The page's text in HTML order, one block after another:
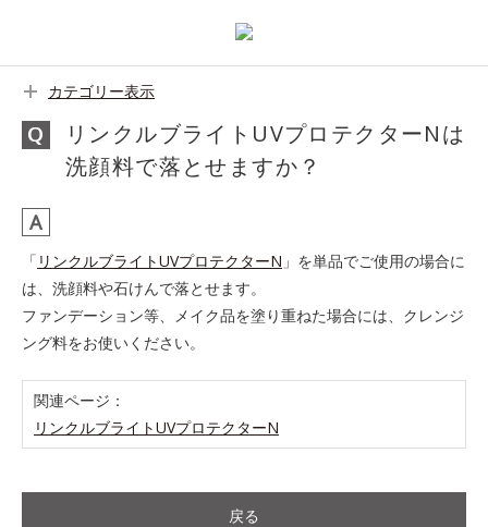
カテゴリー表示
リンクルブライトUVプロテクターNは
洗顔料で落とせますか？
「 リンクルブライトUVプロテクターN 」を単品でご使用の場合に
は、洗顔料や石けんで落とせます。
ファンデーション等、メイク品を塗り重ねた場合には、クレンジ
ング料をお使いください。
関連ページ：
リンクルブライトUVプロテクターN
戻る